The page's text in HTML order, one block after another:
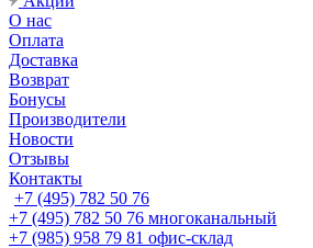
О нас
Оплата
Доставка
Возврат
Бонусы
Производители
Новости
Отзывы
Контакты
+7 (495) 782 50 76
+7 (495) 782 50 76 многоканальный
+7 (985) 958 79 81 офис-склад